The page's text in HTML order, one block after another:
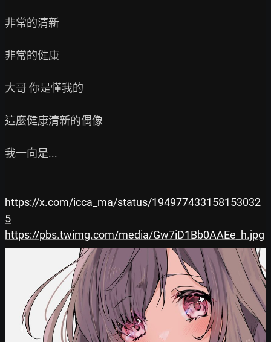
非常的清新
非常的健康
大哥 你是懂我的
這麼健康清新的偶像
我一向是...
https://x.com/icca_ma/status/194977433158153032
5
https://pbs.twimg.com/media/Gw7iD1Bb0AAEe_h.jpg